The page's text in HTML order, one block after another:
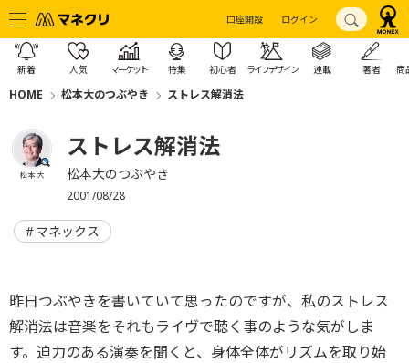
口座開設 ログイン
新着 人気 マーケット 特集 初心者 ライフデザイン 連載 著者 商
HOME 松本大のつぶやき ストレス解消法
松本 大
ストレス解消法
松本大のつぶやき
2001/08/28
マネックス
昨日つぶやきを書いていて思ったのですが、私のストレス
解消法は音楽をそれもライヴで聴く事のような気がしま
す。迫力のある演奏を聞くと、身体全体がリズムを取り始